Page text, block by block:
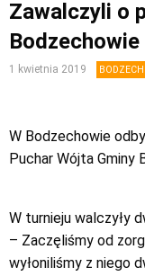
Zawalczyli o
Bodzechowie
1 kwietnia 2019
W Bodzechowie
Puchar Wójta Gminy
W turnieju walczyły
– Zaczęliśmy od
wyłoniliśmy z niego